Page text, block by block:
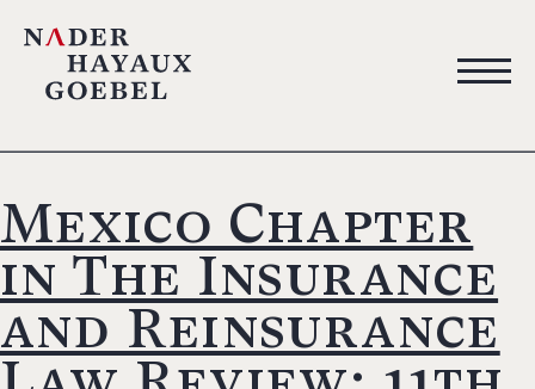
Mexico Chapter
in The Insurance
and Reinsurance